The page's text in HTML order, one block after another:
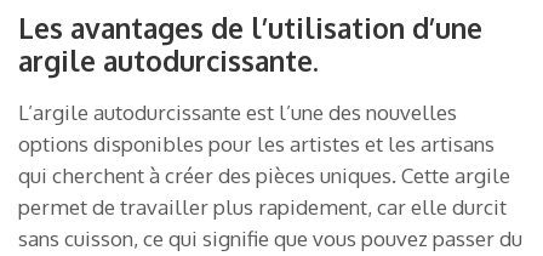
Les avantages de l’utilisation d’une
argile autodurcissante.
L’argile autodurcissante est l’une des nouvelles
options disponibles pour les artistes et les artisans
qui cherchent à créer des pièces uniques. Cette argile
permet de travailler plus rapidement, car elle durcit
sans cuisson, ce qui signifie que vous pouvez passer du